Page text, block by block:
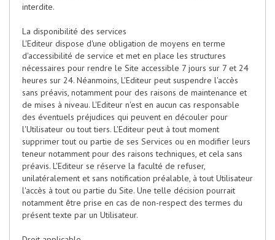
interdite.
La disponibilité des services
L'Editeur dispose d'une obligation de moyens en terme
d'accessibilité de service et met en place les structures
nécessaires pour rendre le Site accessible 7 jours sur 7 et 24
heures sur 24. Néanmoins, L'Editeur peut suspendre l'accès
sans préavis, notamment pour des raisons de maintenance et
de mises à niveau. L'Editeur n'est en aucun cas responsable
des éventuels préjudices qui peuvent en découler pour
l'Utilisateur ou tout tiers. L'Editeur peut à tout moment
supprimer tout ou partie de ses Services ou en modifier leurs
teneur notamment pour des raisons techniques, et cela sans
préavis. L'Editeur se réserve la faculté de refuser,
unilatéralement et sans notification préalable, à tout Utilisateur
l'accès à tout ou partie du Site. Une telle décision pourrait
notamment être prise en cas de non-respect des termes du
présent texte par un Utilisateur.